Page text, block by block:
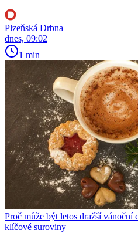
Plzeňská Drbna
dnes, 09:02
1 min
Proč může být letos dražší
klíčové suroviny